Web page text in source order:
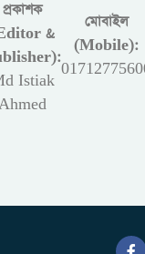
প্রকাশক
&
Istiak
মোবাইল
(Mobile):